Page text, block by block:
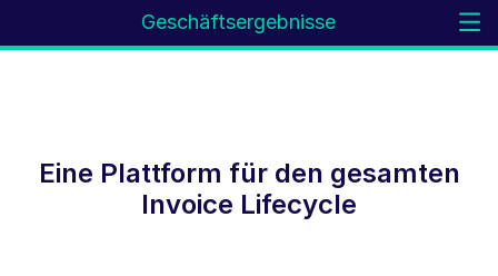
Geschäftsergebnisse
Eine Plattform für den gesamten
Invoice Lifecycle